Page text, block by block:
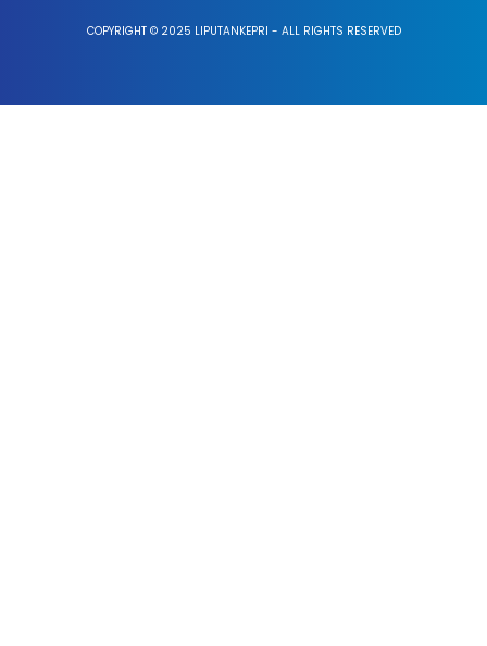
COPYRIGHT © 2025 LIPUTANKEPRI - ALL RIGHTS RESERVED